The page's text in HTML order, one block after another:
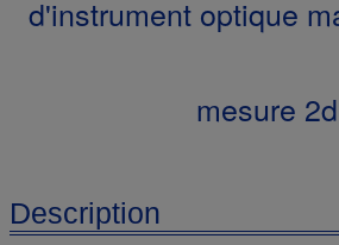
d'instrument optique
mesure 2d
Description